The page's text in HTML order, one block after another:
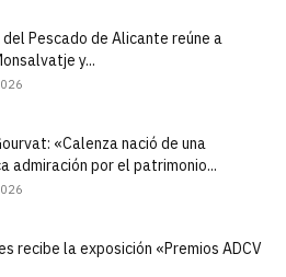
del Pescado de Alicante reúne a
y...
«Calenza nació de una
admiración por el patrimonio...
recibe la exposición «Premios ADCV